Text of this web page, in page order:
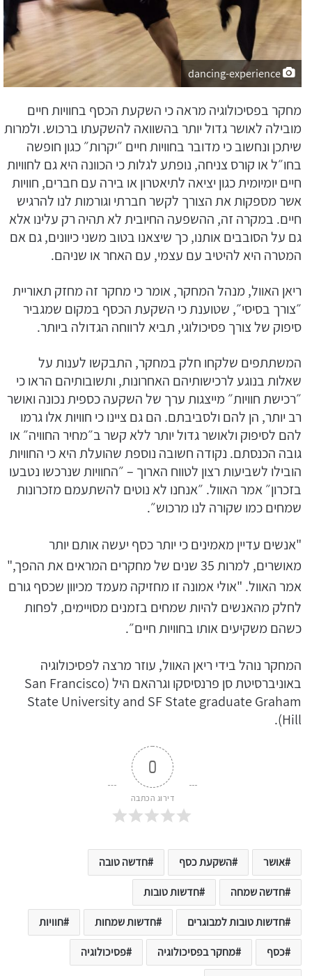
מחקר בפסיכולוגיה מראה כי השקעת הכסף בחוויות חיים
מובילה לאושר גדול יותר בהשוואה להשקעתו ברכוש. ולמרות
שיתכן ונחשוב כי מדובר בחוויות חיים ״יקרות״ כגון חופשה
בחו״ל או קורס צניחה, נופתע לגלות כי הכוונה היא גם לחוויות
חיים יומיומית כגון יציאה לתיאטרון או בירה עם חברים, חוויות
אשר מספקות את הצורך לקשר חברתי וגורמות לנו להרגיש
חיים. במקרה זה, ההשפעה החיובית לא תהיה רק עלינו אלא
גם על הסובבים אותנו, כך שיצאנו בטוב משני כיוונים, גם אם
המטרה היא להיטיב עם עצמי, עם האחר או שניהם.
ריאן האוול, מנהל המחקר, אומר כי מחקר זה מחזק תאוריית
״צורך בסיסי״, שטוענת כי השקעת הכסף במקום שמגביר
סיפוק של צורך פסיכולוגי, תביא לרווחה הגדולה ביותר.
המשתתפים שלקחו חלק במחקר, התבקשו לענות על
שאלות בנוגע לרכישותיהם האחרונות, ותשובותיהם הראו כי
״רכישת חוויות״ מייצגות ערך של השקעה כספית נכונה ואושר
רב יותר, הן להם ולסביבתם. הם גם ציינו כי חוויות אלו גרמו
להם לסיפוק ולאושר גדול יותר ללא קשר ב״מחיר החוויה״ או
גובה הכנסתם. נקודה חשובה נוספת שהועלת היא כי החוויות
הובילו לשביעות רצון לטווח הארוך – ״החוויות שנרכשו נטבעו
בזכרון״ אמר האוול. ״אנחנו לא נוטים להשתעמם מזכרונות
שמחים כמו שקורה לנו מרכוש״.
"אנשים עדיין מאמינים כי יותר כסף יעשה אותם יותר
מאושרים, למרות 35 שנים של מחקרים המראים את ההפך,"
אמר האוול. "אולי אמונה זו מחזיקה מעמד מכיוון שכסף גורם
לחלק מהאנשים להיות שמחים בזמנים מסויימים, לפחות
כשהם משקיעים אותו בחוויות חיים״.
המחקר נוהל בידי ריאן האוול, עוזר מרצה לפסיכולוגיה
באוניברסיטת סן פרנסיסקו וגרהאם היל (San Francisco
State University and SF State graduate Graham
Hill).
0
דירוג הכתבה
אושר השקעת כסף חדשה טובה
חדשה שמחה חדשות טובות
חדשות טובות למבוגרים חדשות שמחות חוויות
כסף מחקר בפסיכולוגיה פסיכולוגיה